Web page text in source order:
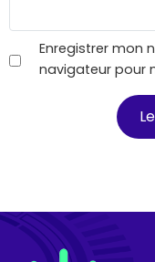
Enregistrer mon
navigateur pour